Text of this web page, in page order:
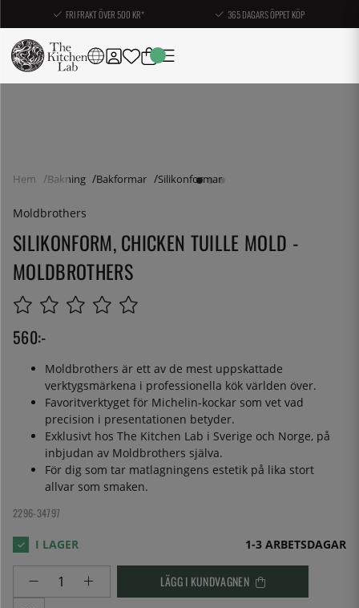
FRI FRAKT ÖVER 500 KR* 365 DAGARS ÖPPET KÖP
Hem Bakning Bakformar Silikonformar
Moldbrothers
SILIKONFORM, CHICKEN TUILLE MOLD -
MOLDBROTHERS
560:-
Moldbrothers är ett av de mest uppskattade
verktygsmärkena i professionella kök världen över.
Favoritverktyget för Michelin-kockar som vet vad
precision i presentationen betyder.
Exklusivt hos The Kitchen Lab i Sverige och Norge, på
inbjudan av Moldbrothers själva.
För dig som tar matlagningens estetik på lika stort
allvar som smaken.
2296-34797
1-3 ARBETSDAGAR
LÄGG I KUNDVAGNEN